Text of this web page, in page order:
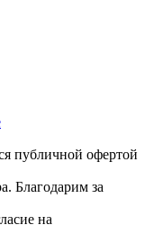
публичной офертой
Благодарим за
на